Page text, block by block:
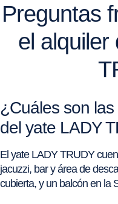
Preguntas
el alquiler
¿Cuáles son
del yate LADY
El yate LADY TRUDY
jacuzzi, bar y área de
cubierta, y un balcón en la